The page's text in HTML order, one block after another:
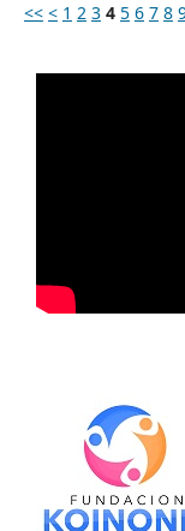
<< < 1 2 3 4 5 6 7 8